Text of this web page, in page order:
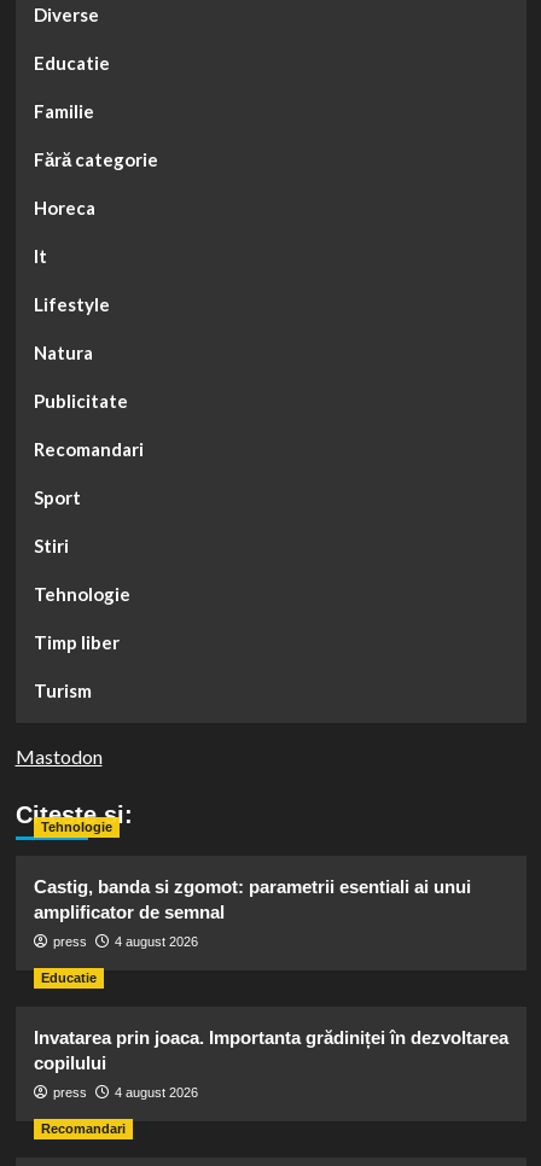
Diverse
Educatie
Familie
Fără categorie
Horeca
It
Lifestyle
Natura
Publicitate
Recomandari
Sport
Stiri
Tehnologie
Timp liber
Turism
Mastodon
Citeste si:
Tehnologie
Castig, banda si zgomot: parametrii esentiali ai unui
amplificator de semnal
press 4 august 2026
Educatie
Invatarea prin joaca. Importanta grădiniței în dezvoltarea
copilului
press 4 august 2026
Recomandari